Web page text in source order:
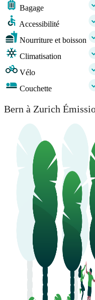
Bagage
Accessibilité
Nourriture et boisson
Climatisation
Vélo
Couchette
Bern à Zurich